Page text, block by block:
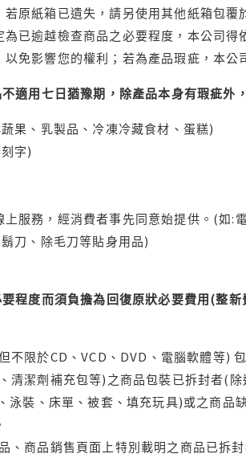
原紙箱已遺失，請另使用其他紙箱包
已逾越檢查商品之必要程度，本公司
免影響您的權利；若為產品瑕疵，本公
適用七日猶豫期，除產品本身有瑕疵外
果、乳製品、冷凍冷藏食材、蛋糕)
字)
服務，經消費者事先同意始提供。(如:
刀、除毛刀等貼身用品)
程度而須負擔為回復原狀必要費用(整
限於CD、VCD、DVD、電腦軟體等)
潔劑補充包等)之商品包裝已拆封者(除
裝、床單、被套、填充玩具)或之商品
商品銷售頁面上特別載明之商品已拆